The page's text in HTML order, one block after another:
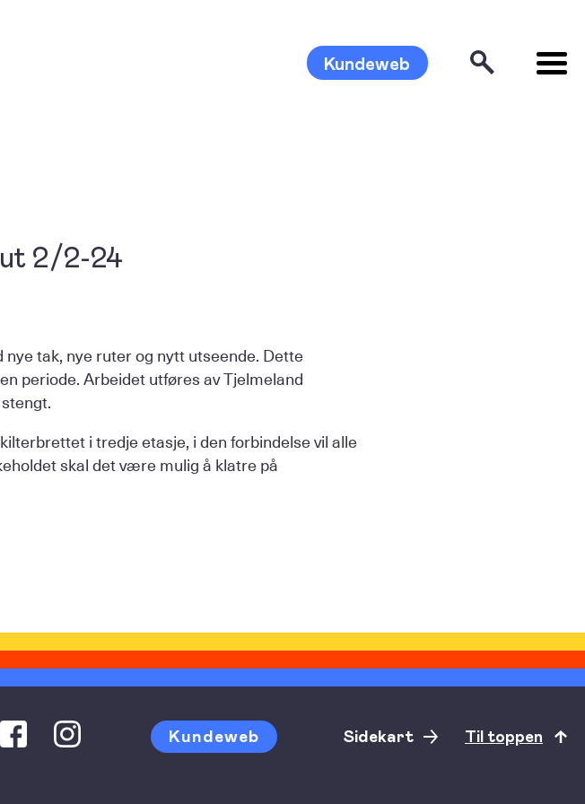
Kundeweb
ut 2/2-24
tak, nye ruter og nytt utseende. Dette
periode. Arbeidet utføres av Tjelmeland
i tredje etasje, i den forbindelse vil alle
skal det være mulig å klatre på
Kundeweb Sidekart Til toppen